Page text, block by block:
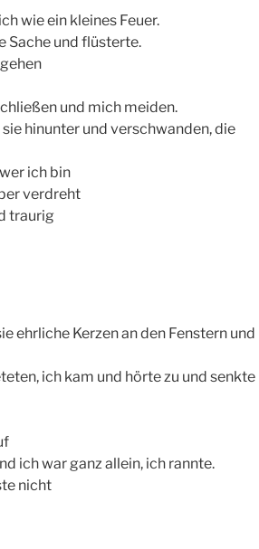
wie ein kleines Feuer.
Sache und flüsterte.
und mich meiden.
hinunter und verschwanden, die
ich bin
verdreht
traurig
ehrliche Kerzen an den Fenstern und
ich kam und hörte zu und senkte
ich war ganz allein, ich rannte.
nicht